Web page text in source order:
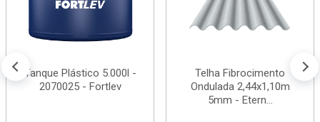
Tanque Plástico 5.000l -
2070025 - Fortlev
Telha Fibrocimento
Ondulada 2,44x1,10m
5mm - Etern...